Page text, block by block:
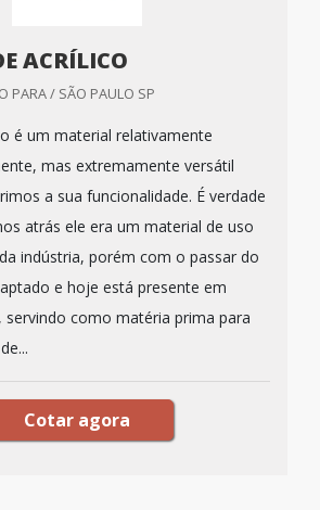
ACRÍLICO
PARA / SÃO PAULO SP
é um material relativamente
mas extremamente versátil
a sua funcionalidade. É verdade
atrás ele era um material de uso
indústria, porém com o passar do
e hoje está presente em
servindo como matéria prima para
Cotar agora